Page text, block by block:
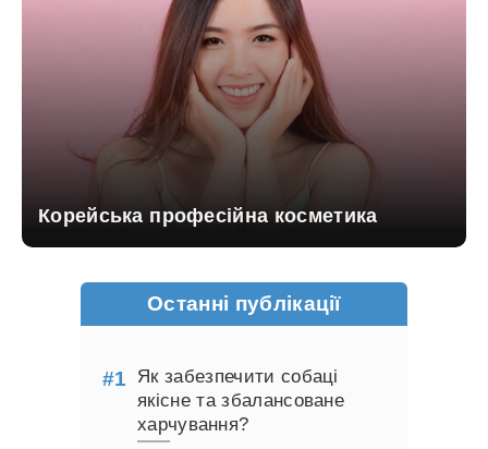
Корейська професійна косметика
Останні публікації
Як забезпечити собаці
якісне та збалансоване
харчування?